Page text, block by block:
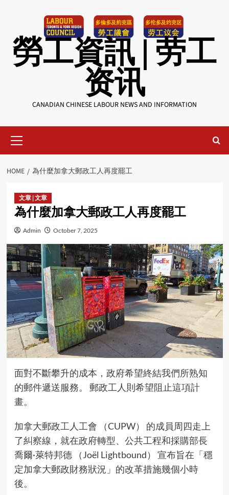
勞工資訊 | 劳工
资讯
CANADIAN CHINESE LABOUR NEWS AND INFORMATION
Menu
HOME 為什麼加拿大郵政工人再度罷工
文章 | 文章
為什麼加拿大郵政工人再度罷工
Admin October 7, 2025
面對不斷攀升的成本，政府希望終結我們所熟知
的郵件遞送服務。 郵政工人則希望阻止這項計
畫。
加拿大郵政工人工會 （CUPW） 的成員周四走上
了糾察線，就在政府轉型、公共工程和採購部長
喬爾·萊特邦德 （Joël Lightbound） 宣布旨在「穩
定加拿大郵政財務狀況」的改革措施幾個小時
後。